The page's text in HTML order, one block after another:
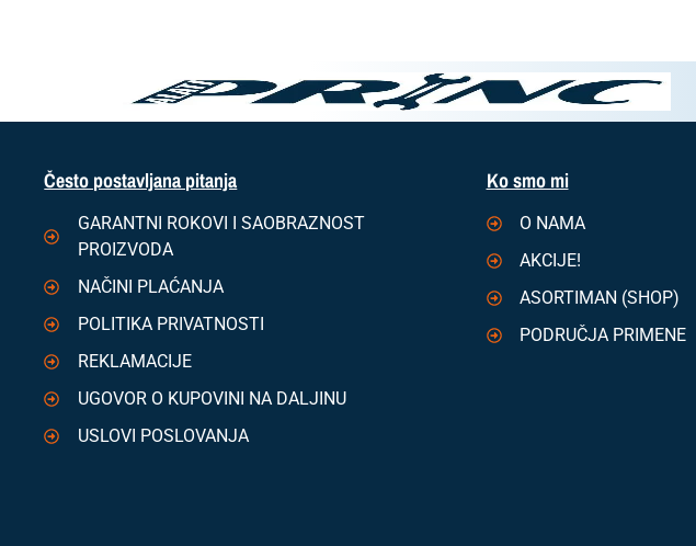
Često postavljana pitanja
GARANTNI ROKOVI I SAOBRAZNOST
PROIZVODA
NAČINI PLAĆANJA
POLITIKA PRIVATNOSTI
REKLAMACIJE
UGOVOR O KUPOVINI NA DALJINU
USLOVI POSLOVANJA
Ko smo mi
O NAMA
AKCIJE!
ASORTIMAN (SHOP)
PODRUČJA PRIMENE